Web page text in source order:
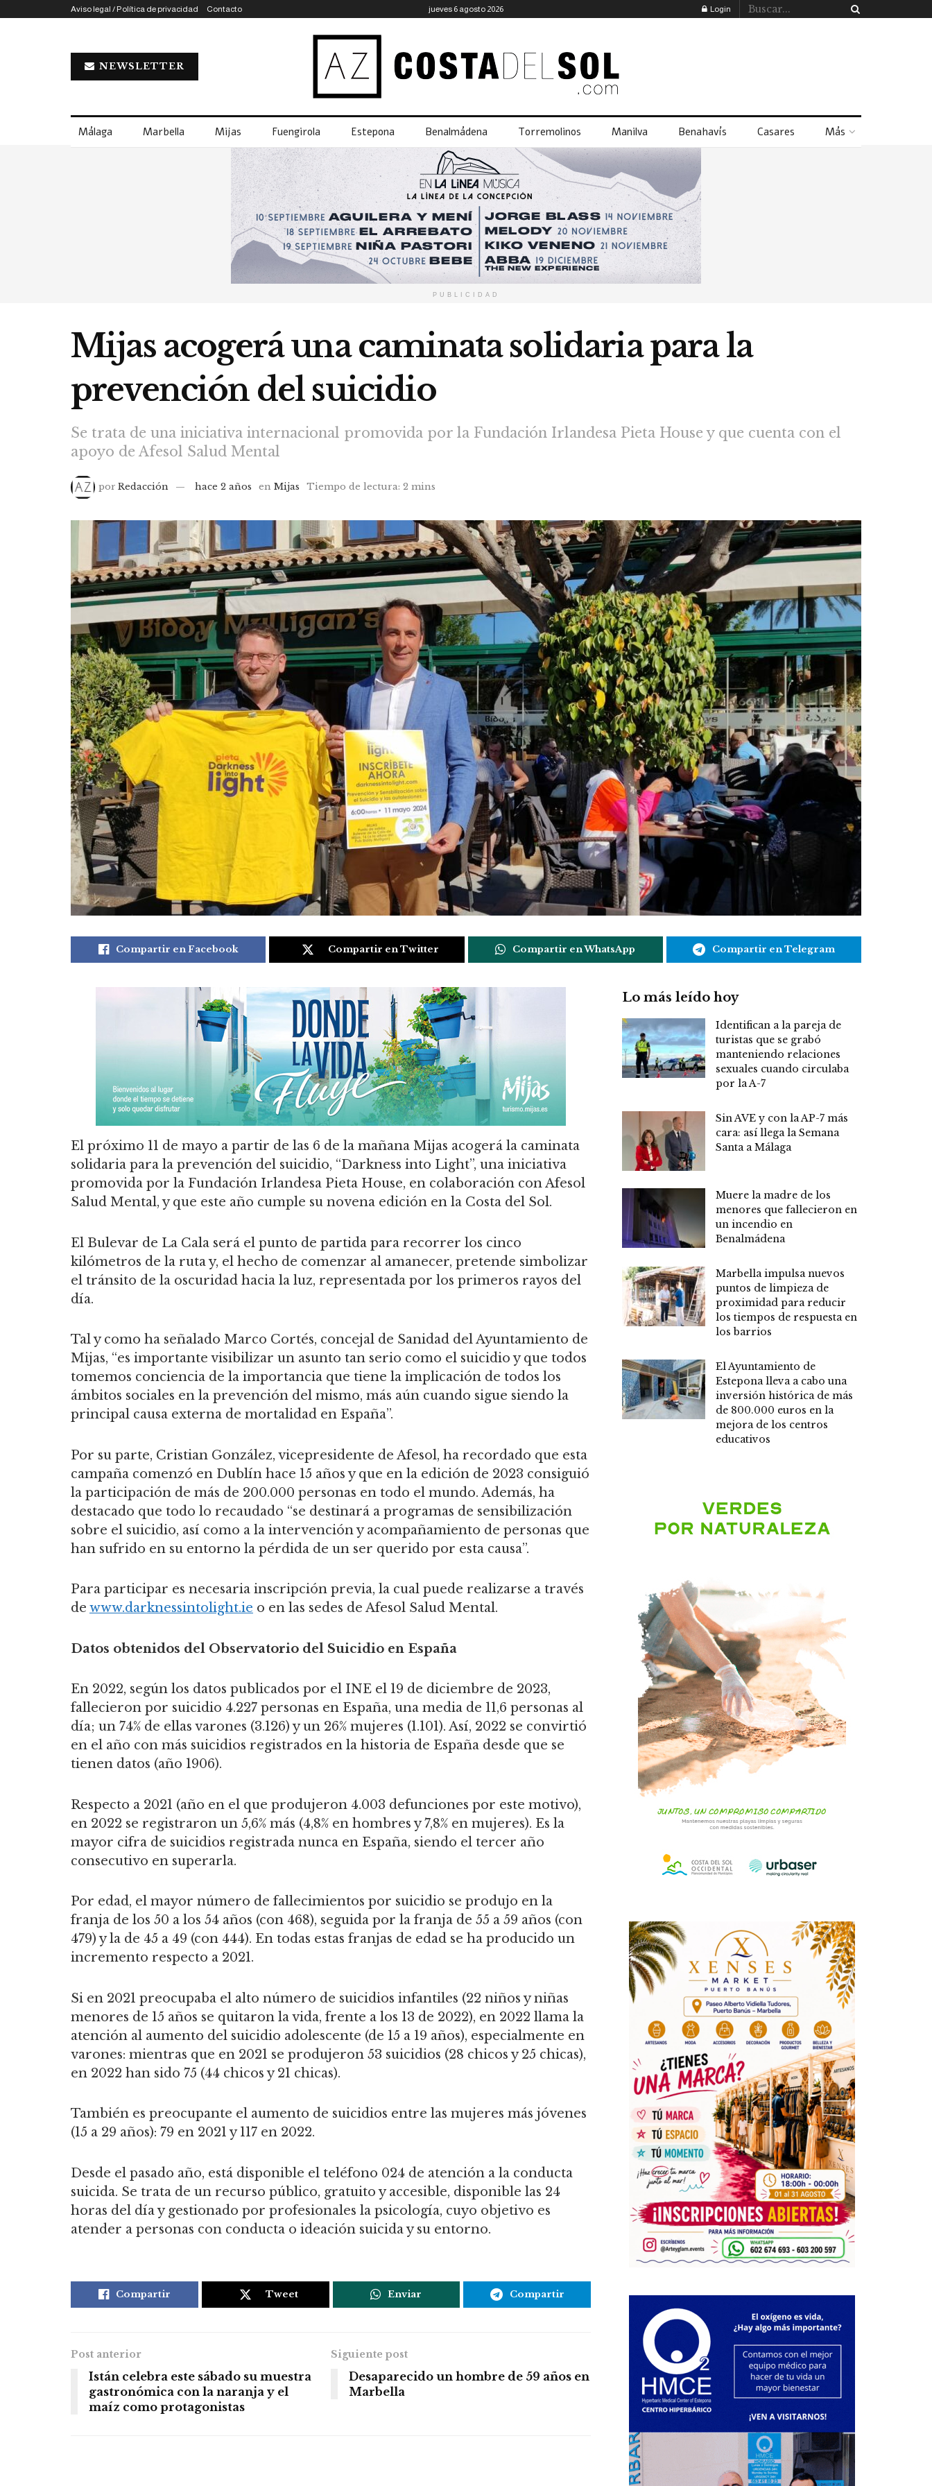
Aviso legal / Política de privacidad Contacto jueves 6 agosto 2026 Login
NEWSLETTER
Málaga Marbella Mijas Fuengirola Estepona Benalmádena Torremolinos Manilva Benahavís Casares Más
PUBLICIDAD
Mijas acogerá una caminata solidaria para la
prevención del suicidio
Se trata de una iniciativa internacional promovida por la Fundación Irlandesa Pieta House y que cuenta con el
apoyo de Afesol Salud Mental
por Redacción hace 2 años en Mijas Tiempo de lectura: 2 mins
Compartir en Facebook Compartir en Twitter Compartir en WhatsApp Compartir en Telegram
El próximo 11 de mayo a partir de las 6 de la mañana Mijas acogerá la caminata
solidaria para la prevención del suicidio, “Darkness into Light”, una iniciativa
promovida por la Fundación Irlandesa Pieta House, en colaboración con Afesol
Salud Mental, y que este año cumple su novena edición en la Costa del Sol.
El Bulevar de La Cala será el punto de partida para recorrer los cinco
kilómetros de la ruta y, el hecho de comenzar al amanecer, pretende simbolizar
el tránsito de la oscuridad hacia la luz, representada por los primeros rayos del
día.
Tal y como ha señalado Marco Cortés, concejal de Sanidad del Ayuntamiento de
Mijas, “es importante visibilizar un asunto tan serio como el suicidio y que todos
tomemos conciencia de la importancia que tiene la implicación de todos los
ámbitos sociales en la prevención del mismo, más aún cuando sigue siendo la
principal causa externa de mortalidad en España”.
Por su parte, Cristian González, vicepresidente de Afesol, ha recordado que esta
campaña comenzó en Dublín hace 15 años y que en la edición de 2023 consiguió
la participación de más de 200.000 personas en todo el mundo. Además, ha
destacado que todo lo recaudado “se destinará a programas de sensibilización
sobre el suicidio, así como a la intervención y acompañamiento de personas que
han sufrido en su entorno la pérdida de un ser querido por esta causa”.
Para participar es necesaria inscripción previa, la cual puede realizarse a través
de www.darknessintolight.ie o en las sedes de Afesol Salud Mental.
Datos obtenidos del Observatorio del Suicidio en España
En 2022, según los datos publicados por el INE el 19 de diciembre de 2023,
fallecieron por suicidio 4.227 personas en España, una media de 11,6 personas al
día; un 74% de ellas varones (3.126) y un 26% mujeres (1.101). Así, 2022 se convirtió
en el año con más suicidios registrados en la historia de España desde que se
tienen datos (año 1906).
Respecto a 2021 (año en el que produjeron 4.003 defunciones por este motivo),
en 2022 se registraron un 5,6% más (4,8% en hombres y 7,8% en mujeres). Es la
mayor cifra de suicidios registrada nunca en España, siendo el tercer año
consecutivo en superarla.
Por edad, el mayor número de fallecimientos por suicidio se produjo en la
franja de los 50 a los 54 años (con 468), seguida por la franja de 55 a 59 años (con
479) y la de 45 a 49 (con 444). En todas estas franjas de edad se ha producido un
incremento respecto a 2021.
Si en 2021 preocupaba el alto número de suicidios infantiles (22 niños y niñas
menores de 15 años se quitaron la vida, frente a los 13 de 2022), en 2022 llama la
atención al aumento del suicidio adolescente (de 15 a 19 años), especialmente en
varones: mientras que en 2021 se produjeron 53 suicidios (28 chicos y 25 chicas),
en 2022 han sido 75 (44 chicos y 21 chicas).
También es preocupante el aumento de suicidios entre las mujeres más jóvenes
(15 a 29 años): 79 en 2021 y 117 en 2022.
Desde el pasado año, está disponible el teléfono 024 de atención a la conducta
suicida. Se trata de un recurso público, gratuito y accesible, disponible las 24
horas del día y gestionado por profesionales la psicología, cuyo objetivo es
atender a personas con conducta o ideación suicida y su entorno.
Compartir Tweet Enviar Compartir
Post anterior
Istán celebra este sábado su muestra
gastronómica con la naranja y el
maíz como protagonistas
Siguiente post
Desaparecido un hombre de 59 años en
Marbella
Lo más leído hoy
Identifican a la pareja de
turistas que se grabó
manteniendo relaciones
sexuales cuando circulaba
por la A-7
Sin AVE y con la AP-7 más
cara: así llega la Semana
Santa a Málaga
Muere la madre de los
menores que fallecieron en
un incendio en
Benalmádena
Marbella impulsa nuevos
puntos de limpieza de
proximidad para reducir
los tiempos de respuesta en
los barrios
El Ayuntamiento de
Estepona lleva a cabo una
inversión histórica de más
de 800.000 euros en la
mejora de los centros
educativos